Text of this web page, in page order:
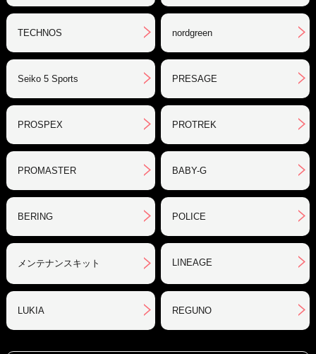
TECHNOS nordgreen
Seiko 5 Sports PRESAGE
PROSPEX PROTREK
PROMASTER BABY-G
BERING POLICE
メンテナンスキット LINEAGE
LUKIA REGUNO